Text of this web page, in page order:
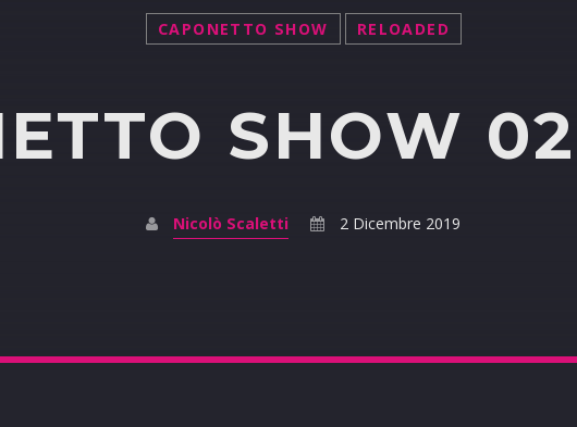
CAPONETTO SHOW RELOADED
SHOW
Nicolò Scaletti 2 Dicembre 2019